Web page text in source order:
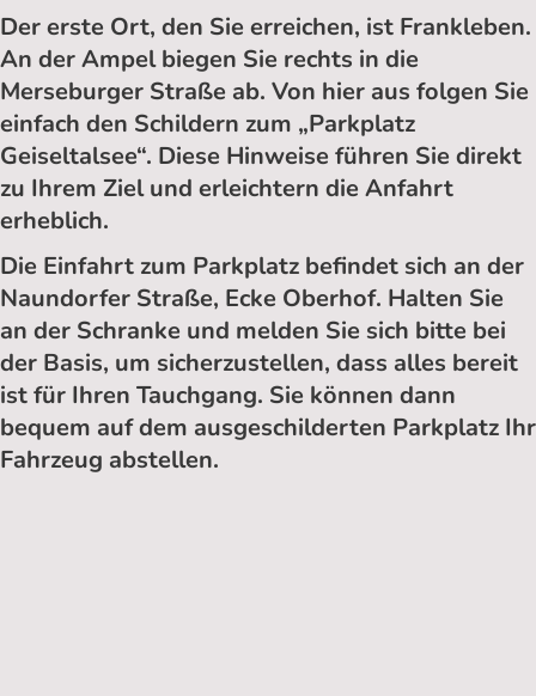
Der erste Ort, den Sie erreichen, ist Frankleben.
An der Ampel biegen Sie rechts in die
Merseburger Straße ab. Von hier aus folgen Sie
einfach den Schildern zum „Parkplatz
Geiseltalsee“. Diese Hinweise führen Sie direkt
zu Ihrem Ziel und erleichtern die Anfahrt
erheblich.
Die Einfahrt zum Parkplatz befindet sich an der
Naundorfer Straße, Ecke Oberhof. Halten Sie
an der Schranke und melden Sie sich bitte bei
der Basis, um sicherzustellen, dass alles bereit
ist für Ihren Tauchgang. Sie können dann
bequem auf dem ausgeschilderten Parkplatz Ihr
Fahrzeug abstellen.